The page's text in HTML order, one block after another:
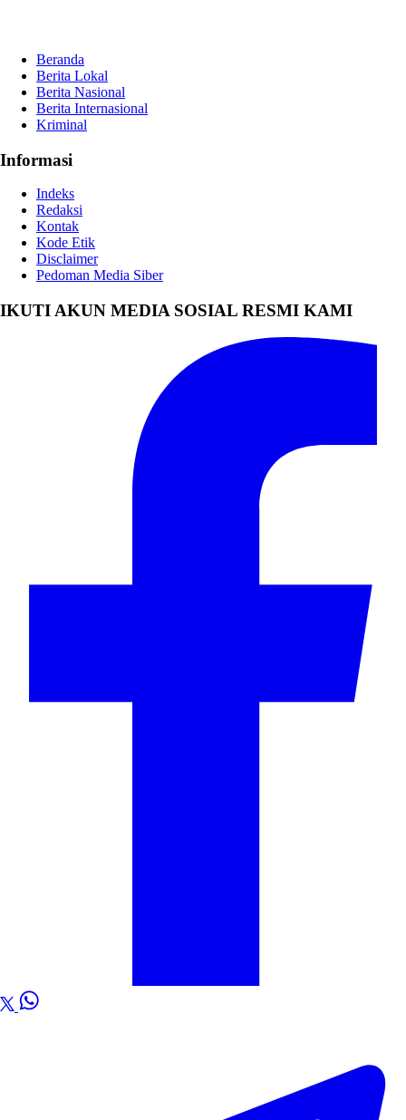
Beranda
Berita Lokal
Berita Nasional
Berita Internasional
Kriminal
Informasi
Indeks
Redaksi
Kontak
Kode Etik
Disclaimer
Pedoman Media Siber
IKUTI AKUN MEDIA SOSIAL RESMI KAMI